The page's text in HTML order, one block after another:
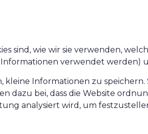
sind, wie wir sie verwenden,
verwendet werden)
kleine Informationen zu
dazu bei, dass die Website
analysiert wird, um